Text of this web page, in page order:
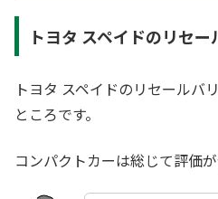
トヨタ スペイドのリセー
トヨタ スペイドのリセールバ
ところです。
コンパクトカーは総じて評価が